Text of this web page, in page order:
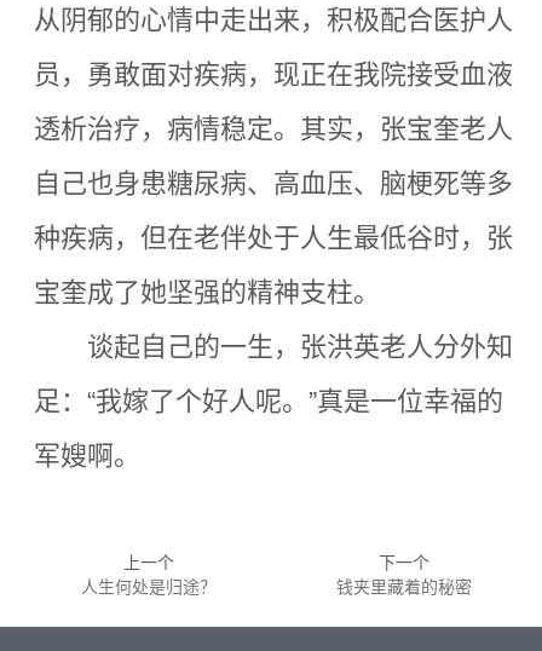
从阴郁的心情中走出来，积极配合医护人
员，勇敢面对疾病，现正在我院接受血液
透析治疗，病情稳定。其实，张宝奎老人
自己也身患糖尿病、高血压、脑梗死等多
种疾病，但在老伴处于人生最低谷时，张
宝奎成了她坚强的精神支柱。
谈起自己的一生，张洪英老人分外知
足：“我嫁了个好人呢。”真是一位幸福的
军嫂啊。
上一个
人生何处是归途？
下一个
钱夹里藏着的秘密